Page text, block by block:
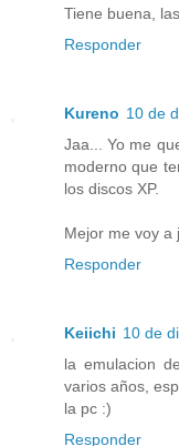
Tiene buena,
Responder
Kureno 10 de
Jaa... Yo me
moderno que
los discos XP.
Mejor me voy a
Responder
Keiichi 10 de
la emulacion
varios años,
la pc :)
Responder